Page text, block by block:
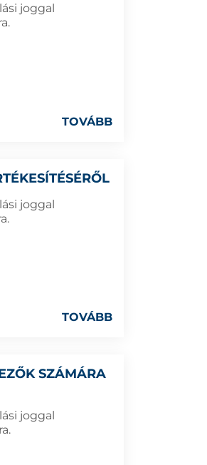
joggal
TOVÁBB
joggal
TOVÁBB
SZÁMÁRA
joggal